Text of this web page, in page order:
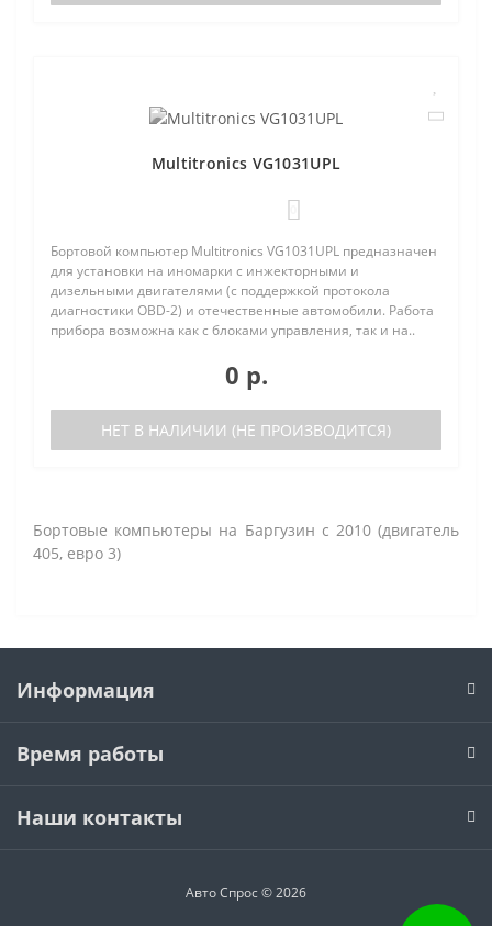
Multitronics VG1031UPL
Бортовой компьютер Multitronics VG1031UPL предназначен
для установки на иномарки с инжекторными и
дизельными двигателями (с поддержкой протокола
диагностики OBD-2) и отечественные автомобили. Работа
прибора возможна как с блоками управления, так и на..
0 р.
НЕТ В НАЛИЧИИ (НЕ ПРОИЗВОДИТСЯ)
Бортовые компьютеры на Баргузин с 2010 (двигатель
405, евро 3)
Информация
Время работы
Наши контакты
Авто Спрос © 2026